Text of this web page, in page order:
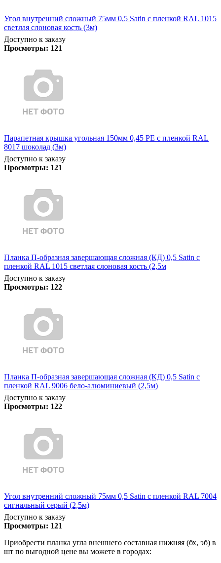
Угол внутренний сложный 75мм 0,5 Satin с пленкой RAL 1015
светлая слоновая кость (3м)
Доступно к заказу
Просмотры: 121
Парапетная крышка угольная 150мм 0,45 PE с пленкой RAL
8017 шоколад (3м)
Доступно к заказу
Просмотры: 121
Планка П-образная завершающая сложная (КД) 0,5 Satin с
пленкой RAL 1015 светлая слоновая кость (2,5м
Доступно к заказу
Просмотры: 122
Планка П-образная завершающая сложная (КД) 0,5 Satin с
пленкой RAL 9006 бело-алюминиевый (2,5м)
Доступно к заказу
Просмотры: 122
Угол внутренний сложный 75мм 0,5 Satin с пленкой RAL 7004
сигнальный серый (2,5м)
Доступно к заказу
Просмотры: 121
Приобрести планка угла внешнего составная нижняя (бх, эб) в
шт по выгодной цене вы можете в городах: